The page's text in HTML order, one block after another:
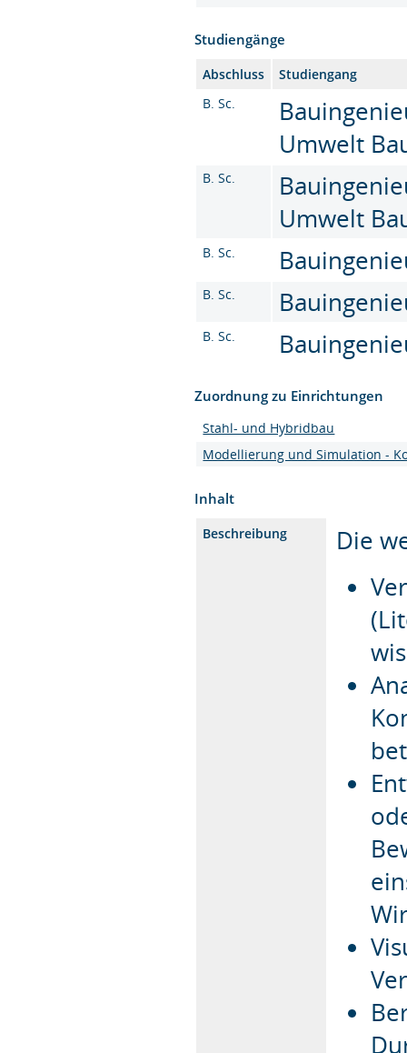
Studiengänge
Abschluss
Studiengang
B. Sc.
Umwelt
B. Sc.
Umwelt
B. Sc.
B. Sc.
B. Sc.
Zuordnung zu Einrichtungen
Stahl- und Hybridbau
Modellierung und Simulation -
Inhalt
Beschreibung
Die